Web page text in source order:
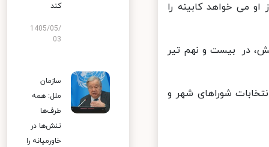
خواهد کابینه را
پس از آغاز بحران این کشور در ۱۰ سال پیش، در بیست و نهم تیر
شوراهای شهر و
کند
1405/05/
03
سازمان
ملل: همه
طرف‌ها
تنش‌ها در
خاورمیانه را